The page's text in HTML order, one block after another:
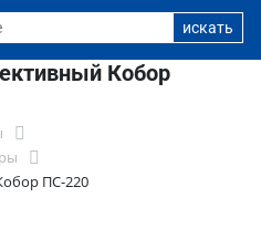
Кобор
ПС-220